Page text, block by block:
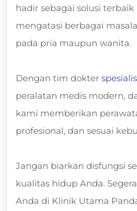
hadir sebagai solusi
mengatasi berbagai
pada pria maupun wanita.
Dengan tim dokter
peralatan medis modern,
kami memberikan
profesional, dan sesuai
Jangan biarkan disfungsi
kualitas hidup Anda.
Anda di Klinik Utama